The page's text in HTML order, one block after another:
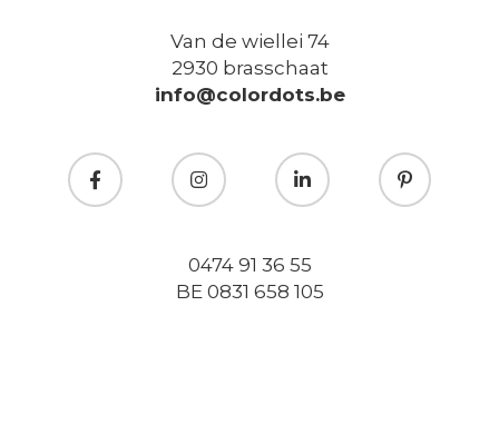
Van de wiellei 74
2930 brasschaat
info@colordots.be
0474 91 36 55
BE 0831 658 105